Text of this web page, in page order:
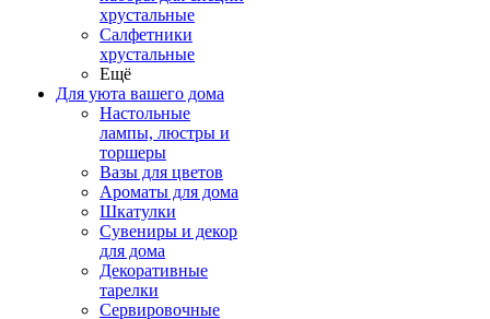
хрустальные
Салфетники
хрустальные
Ещё
Для уюта вашего дома
Настольные
лампы, люстры и
торшеры
Вазы для цветов
Ароматы для дома
Шкатулки
Сувениры и декор
для дома
Декоративные
тарелки
Сервировочные